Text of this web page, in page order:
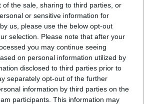
of the sale, sharing to third parties, or
or sensitive information for
us, please use the below opt-out
selection. Please note that after your
you may continue seeing
on personal information utilized by
disclosed to third parties prior to
separately opt-out of the further
information by third parties on the
participants. This information may
sukurtą elektromobilį:
– jokio skirtumo“